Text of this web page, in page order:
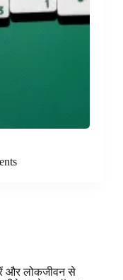
और लोकजीवन से